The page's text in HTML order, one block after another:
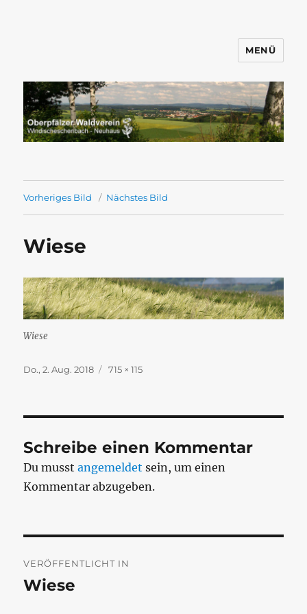
Windischeschenbach-Neuhaus
MENÜ
Vorheriges Bild Nächstes Bild
Wiese
Wiese
Veröffentlicht
Do., 2. Aug. 2018 Originalgröße
715 × 115
Schreibe einen Kommentar
Du musstangemeldet sein, um einen
Kommentar abzugeben.
VERÖFFENTLICHT IN
Wiese